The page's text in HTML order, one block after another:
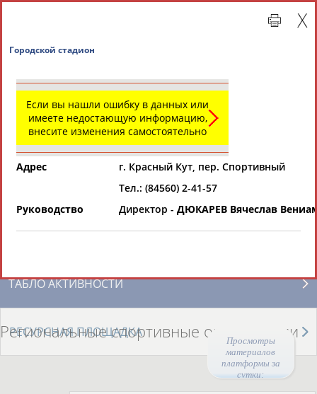
Просмотры
материалов
платформы за
сутки:
Региональные спортивные организации
СВОДНЫЕ ИНДЕКСЫ
ТАБЛО АКТИВНОСТИ
РЕСУРСНАЯ ПЛОЩАДКА
Региональные спортивные организации
Если вы нашли ошибку в данных или
имеете недостающую информацию,
внесите изменения самостоятельно
Адрес
г. Красный Кут, пер. Спортивный
Тел.: (84560) 2-41-57
Руководство
Директор - ДЮКАРЕВ Вячеслав